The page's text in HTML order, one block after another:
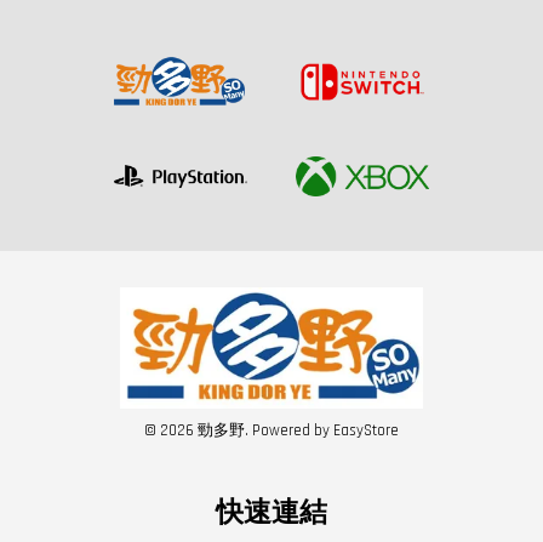
© 2026 勁多野. Powered by EasyStore
快速連結